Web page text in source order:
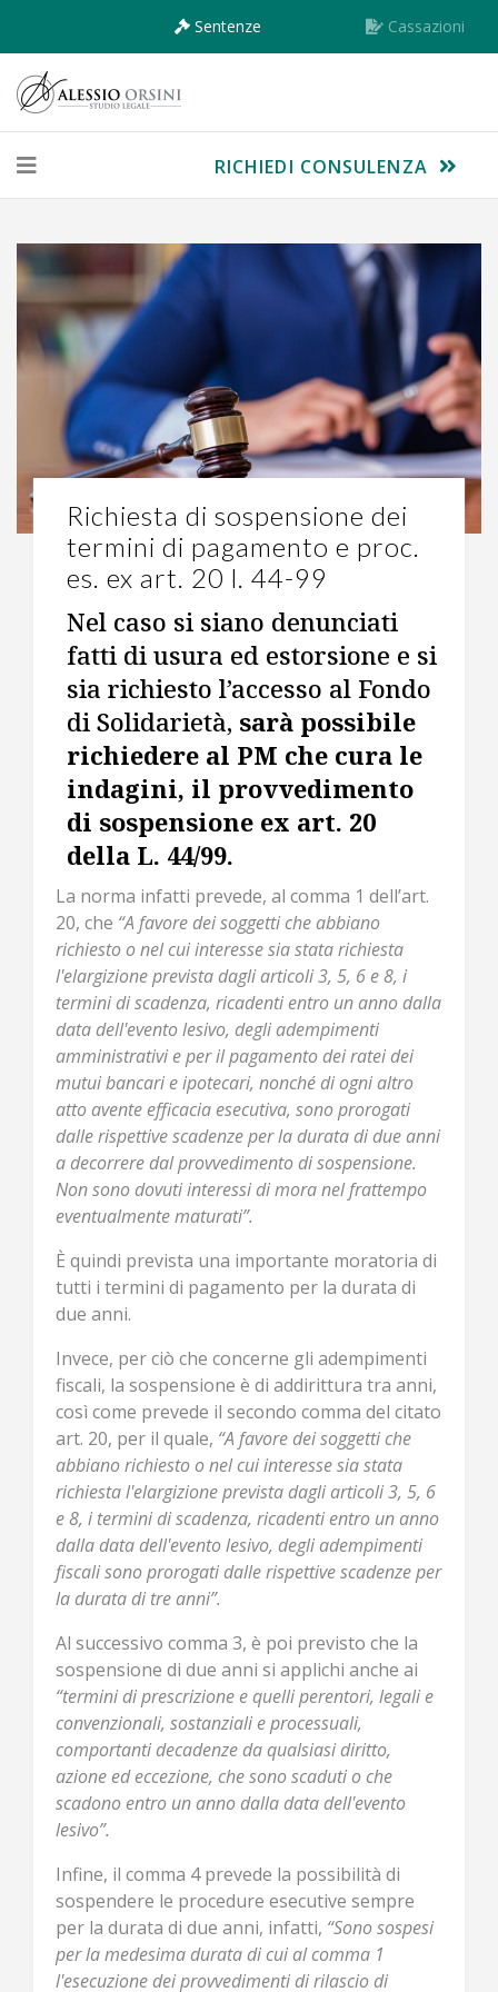
Sentenze Cassazioni
RICHIEDI CONSULENZA
Richiesta di sospensione dei
termini di pagamento e proc.
es. ex art. 20 l. 44-99
Nel caso si siano denunciati
fatti di usura ed estorsione e si
sia richiesto l’accesso al Fondo
di Solidarietà, sarà possibile
richiedere al PM che cura le
indagini, il provvedimento
di sospensione ex art. 20
della L. 44/99.
La norma infatti prevede, al comma 1 dell’art.
20, che “A favore dei soggetti che abbiano
richiesto o nel cui interesse sia stata richiesta
l'elargizione prevista dagli articoli 3, 5, 6 e 8, i
termini di scadenza, ricadenti entro un anno dalla
data dell'evento lesivo, degli adempimenti
amministrativi e per il pagamento dei ratei dei
mutui bancari e ipotecari, nonché di ogni altro
atto avente efficacia esecutiva, sono prorogati
dalle rispettive scadenze per la durata di due anni
a decorrere dal provvedimento di sospensione.
Non sono dovuti interessi di mora nel frattempo
eventualmente maturati”.
È quindi prevista una importante moratoria di
tutti i termini di pagamento per la durata di
due anni.
Invece, per ciò che concerne gli adempimenti
fiscali, la sospensione è di addirittura tra anni,
così come prevede il secondo comma del citato
art. 20, per il quale, “A favore dei soggetti che
abbiano richiesto o nel cui interesse sia stata
richiesta l'elargizione prevista dagli articoli 3, 5, 6
e 8, i termini di scadenza, ricadenti entro un anno
dalla data dell'evento lesivo, degli adempimenti
fiscali sono prorogati dalle rispettive scadenze per
la durata di tre anni”.
Al successivo comma 3, è poi previsto che la
sospensione di due anni si applichi anche ai
“termini di prescrizione e quelli perentori, legali e
convenzionali, sostanziali e processuali,
comportanti decadenze da qualsiasi diritto,
azione ed eccezione, che sono scaduti o che
scadono entro un anno dalla data dell'evento
lesivo”.
Infine, il comma 4 prevede la possibilità di
sospendere le procedure esecutive sempre
per la durata di due anni, infatti, “Sono sospesi
per la medesima durata di cui al comma 1
l'esecuzione dei provvedimenti di rilascio di